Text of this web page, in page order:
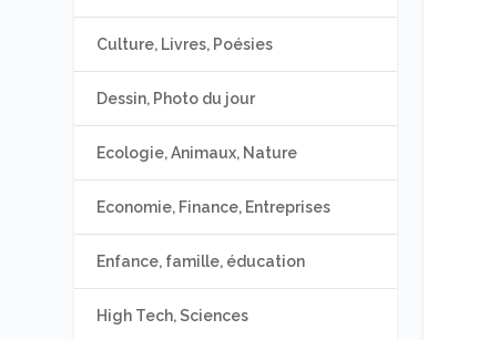
Culture, Livres, Poésies
Dessin, Photo du jour
Ecologie, Animaux, Nature
Economie, Finance, Entreprises
Enfance, famille, éducation
High Tech, Sciences